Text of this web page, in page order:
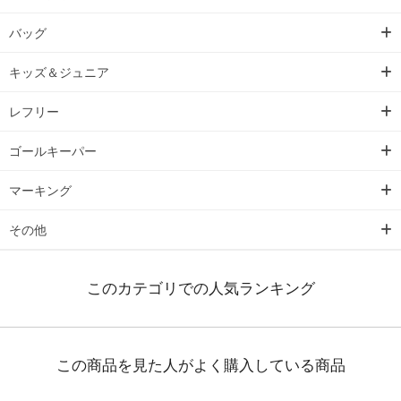
バッグ
キッズ＆ジュニア
レフリー
ゴールキーパー
マーキング
その他